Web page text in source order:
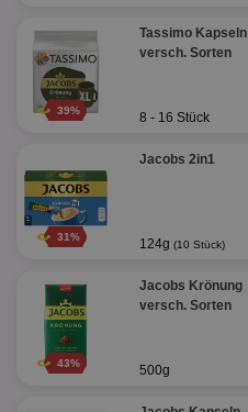
39%
Tassimo Kapseln
versch. Sorten
8 - 16 Stück
31%
Jacobs 2in1
124g (10 Stück)
43%
Jacobs Krönung
versch. Sorten
500g